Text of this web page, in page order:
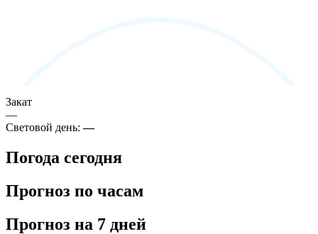
Закат
—
Световой день:—
Погода сегодня
Прогноз по часам
Прогноз на 7 дней